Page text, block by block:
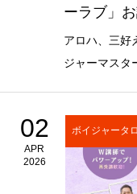
ーラブ」
アロハ、三好
ジャーマスタ
02
APR
2026
ボイジャータ